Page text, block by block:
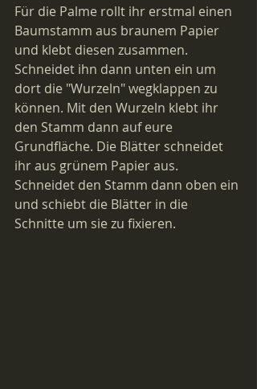
Für die Palme rollt ihr erstmal einen
Baumstamm aus braunem Papier
und klebt diesen zusammen.
Schneidet ihn dann unten ein um
dort die "Wurzeln" wegklappen zu
können. Mit den Wurzeln klebt ihr
den Stamm dann auf eure
Grundfläche. Die Blätter schneidet
ihr aus grünem Papier aus.
Schneidet den Stamm dann oben ein
und schiebt die Blätter in die
Schnitte um sie zu fixieren.